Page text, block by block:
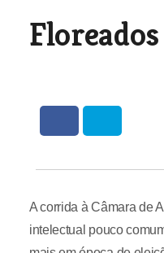
A corrida à Câmara de
intelectual pouco